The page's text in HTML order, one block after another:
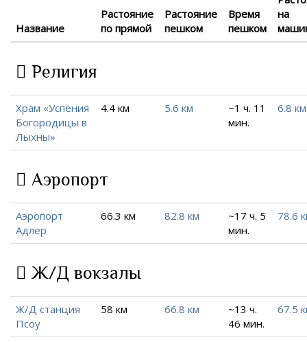
Название
Растояние
по прямой
Растояние
пешком
Время
пешком
на
Религия
Храм «Успения
Богородицы в
Лыхны»
4.4 км 5.6 км
~1 ч. 11
мин.
6.8 км
Аэропорт
Аэропорт
Адлер
66.3 км 82.8 км
~17 ч. 5
мин.
78.6
Ж/Д вокзалы
Ж/Д станция
Псоу
58 км 66.8 км
~13 ч.
46 мин.
67.5